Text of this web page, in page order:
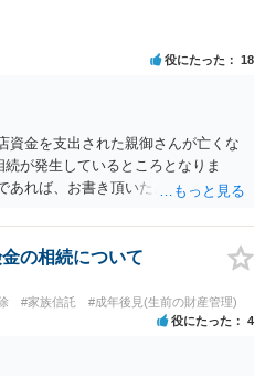
役にたった 18
資金を支出された親御さんが亡くな
が発生しているところとなりま
あれば、お書き頂いたような方法で
、他の相続人との協議が必要とな
別にご主人から貸付ではなく贈与で
す。 その場合には、貸付であるこ
ねることが出来るか、というとこ
済を約束するメール等です。 金額の
急という訳ではないかと思います
の相続について
#家族信託 #成年後見(生前の財産管理)
役にたった 4